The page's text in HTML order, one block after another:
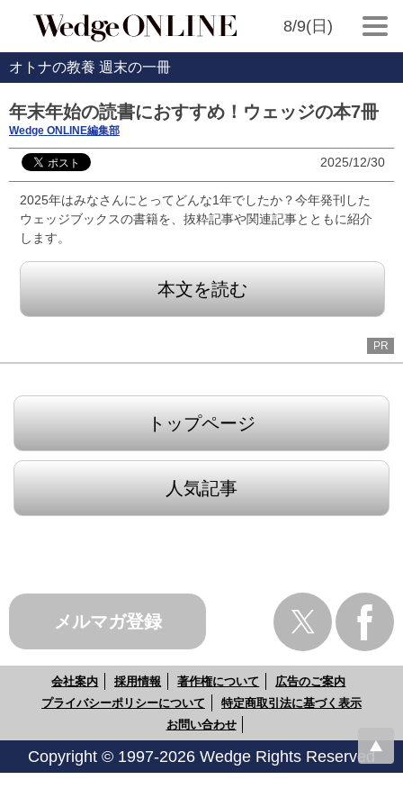
8/9(日)
オトナの教養 週末の一冊
年末年始の読書におすすめ！ウェッジの本7冊
Wedge ONLINE編集部
2025/12/30
2025年はみなさんにとってどんな1年でしたか？今年発刊した
ウェッジブックスの書籍を、抜粋記事や関連記事とともに紹介
します。
本文を読む
PR
トップページ
人気記事
メルマガ登録
会社案内 採用情報 著作権について
広告のご案内
プライバシーポリシーについて
特定商取引法に基づく表示
お問い合わせ
Copyright © 1997-2026 Wedge Rights Reserved